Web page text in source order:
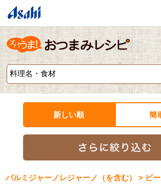
新しい順 簡
パルミジャーノレジャーノ（を含む） > ビ